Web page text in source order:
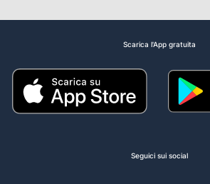
Scarica l'App gratuita
Seguici sui social